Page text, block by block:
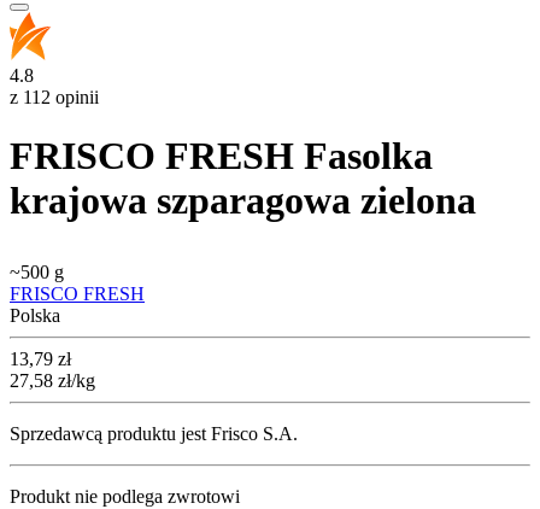
4.8
z 112 opinii
FRISCO FRESH Fasolka
krajowa szparagowa zielona
~500 g
FRISCO FRESH
Polska
Cena
13,79 zł
27,58 zł/kg
Sprzedawcą produktu jest Frisco S.A.
Produkt nie podlega zwrotowi